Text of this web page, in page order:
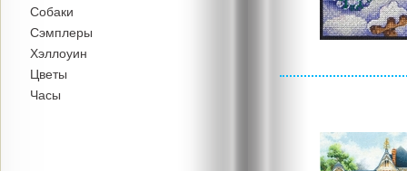
Собаки
Сэмплеры
Хэллоуин
Цветы
Часы